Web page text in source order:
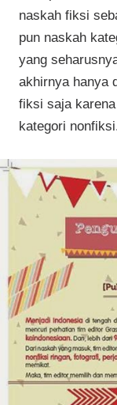
naskah fiksi
pun naskah
yang
akhirnya hanya
fiksi saja
kategori